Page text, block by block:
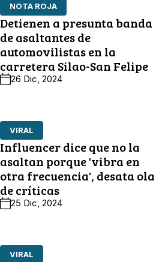
NOTA ROJA
Detienen a presunta banda
de asaltantes de
automovilistas en la
carretera Silao-San Felipe
26 Dic, 2024
VIRAL
Influencer dice que no la
asaltan porque 'vibra en
otra frecuencia', desata ola
de críticas
25 Dic, 2024
VIRAL